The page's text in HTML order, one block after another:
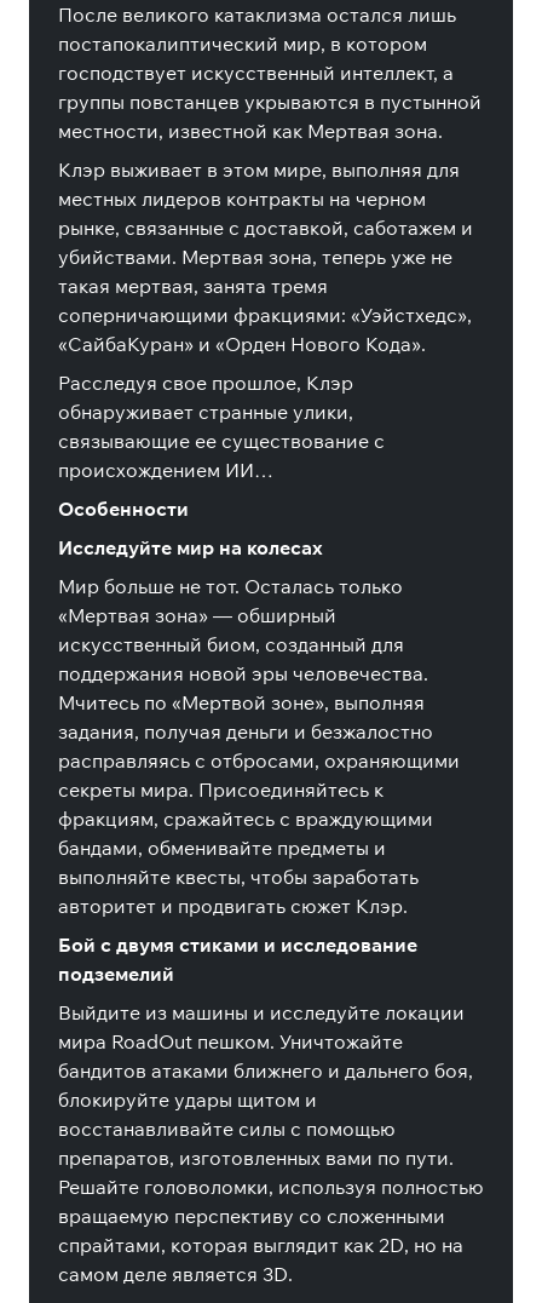
После великого катаклизма остался лишь
постапокалиптический мир, в котором
господствует искусственный интеллект, а
группы повстанцев укрываются в пустынной
местности, известной как Мертвая зона.
Клэр выживает в этом мире, выполняя для
местных лидеров контракты на черном
рынке, связанные с доставкой, саботажем и
убийствами. Мертвая зона, теперь уже не
такая мертвая, занята тремя
соперничающими фракциями: «Уэйстхедс»,
«СайбаКуран» и «Орден Нового Кода».
Расследуя свое прошлое, Клэр
обнаруживает странные улики,
связывающие ее существование с
происхождением ИИ…
Особенности
Исследуйте мир на колесах
Мир больше не тот. Осталась только
«Мертвая зона» — обширный
искусственный биом, созданный для
поддержания новой эры человечества.
Мчитесь по «Мертвой зоне», выполняя
задания, получая деньги и безжалостно
расправляясь с отбросами, охраняющими
секреты мира. Присоединяйтесь к
фракциям, сражайтесь с враждующими
бандами, обменивайте предметы и
выполняйте квесты, чтобы заработать
авторитет и продвигать сюжет Клэр.
Бой с двумя стиками и исследование
подземелий
Выйдите из машины и исследуйте локации
мира RoadOut пешком. Уничтожайте
бандитов атаками ближнего и дальнего боя,
блокируйте удары щитом и
восстанавливайте силы с помощью
препаратов, изготовленных вами по пути.
Решайте головоломки, используя полностью
вращаемую перспективу со сложенными
спрайтами, которая выглядит как 2D, но на
самом деле является 3D.